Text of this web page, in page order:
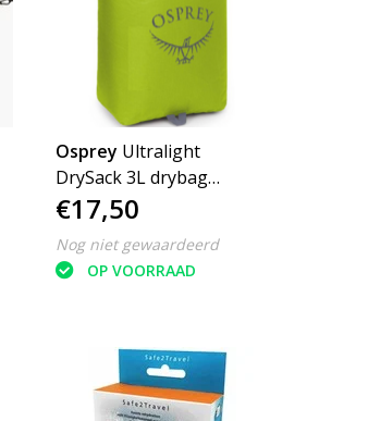
Osprey Ultralight
DrySack 3L drybag
waterdichte tas
€17,50
Nog niet gewaardeerd
OP VOORRAAD